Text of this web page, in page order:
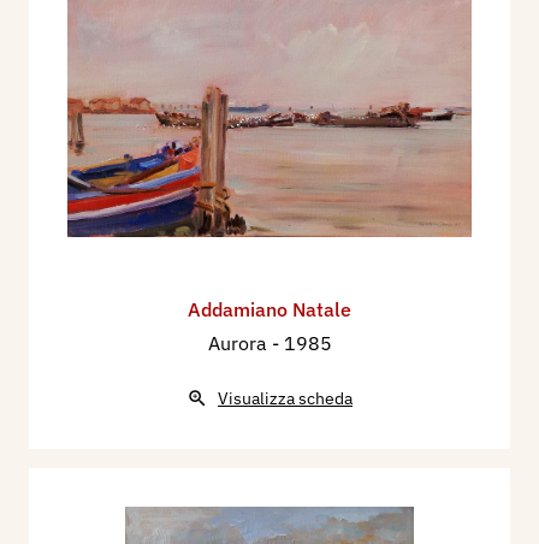
Addamiano Natale
Aurora - 1985
Visualizza scheda